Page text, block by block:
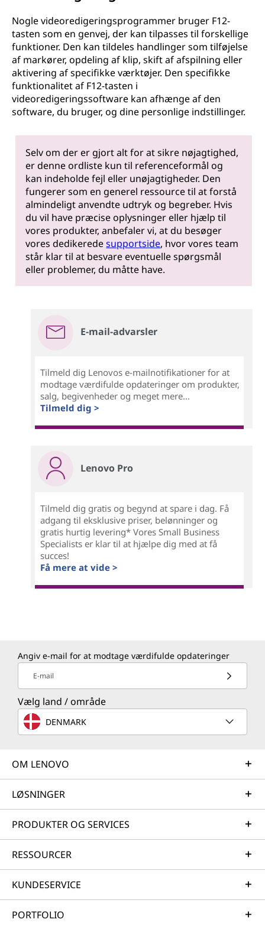
Nogle videoredigeringsprogrammer bruger F12-
tasten som en genvej, der kan tilpasses til forskellige
funktioner. Den kan tildeles handlinger som tilføjelse
af markører, opdeling af klip, skift af afspilning eller
aktivering af specifikke værktøjer. Den specifikke
funktionalitet af F12-tasten i
videoredigeringssoftware kan afhænge af den
software, du bruger, og dine personlige indstillinger.
Selv om der er gjort alt for at sikre nøjagtighed,
er denne ordliste kun til referenceformål og
kan indeholde fejl eller unøjagtigheder. Den
fungerer som en generel ressource til at forstå
almindeligt anvendte udtryk og begreber. Hvis
du vil have præcise oplysninger eller hjælp til
vores produkter, anbefaler vi, at du besøger
vores dedikeredesupportside, hvor vores team
står klar til at besvare eventuelle spørgsmål
eller problemer, du måtte have.
E-mail-advarsler
Tilmeld dig Lenovos e-mailnotifikationer for at
modtage værdifulde opdateringer om produkter,
salg, begivenheder og meget mere...
Tilmeld dig >
Lenovo Pro
Tilmeld dig gratis og begynd at spare i dag. Få
adgang til eksklusive priser, belønninger og
gratis hurtig levering* Vores Small Business
Specialists er klar til at hjælpe dig med at få
succes!
Få mere at vide >
Angiv e-mail for at modtage værdifulde opdateringer
E-mail
Vælg land / område
DENMARK
OM LENOVO
LØSNINGER
PRODUKTER OG SERVICES
RESSOURCER
KUNDESERVICE
PORTFOLIO